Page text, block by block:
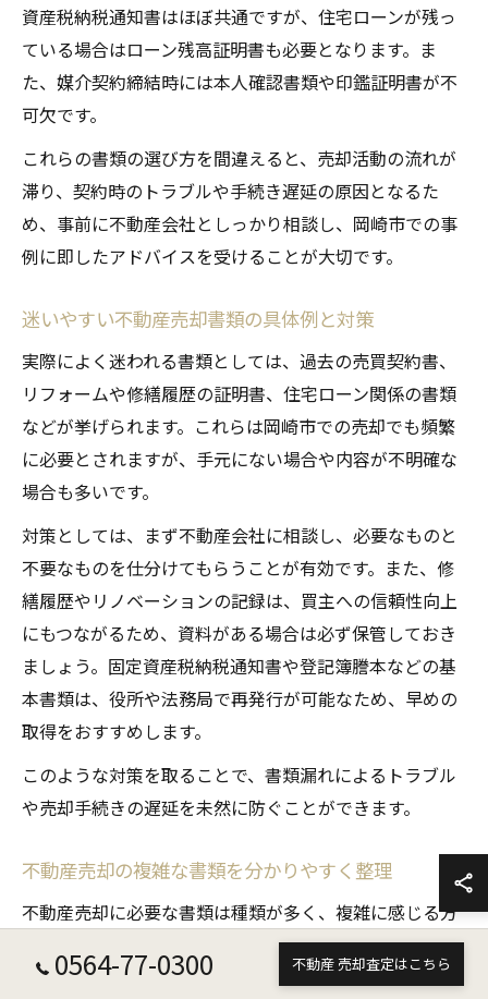
資産税納税通知書はほぼ共通ですが、住宅ローンが残っ
ている場合はローン残高証明書も必要となります。ま
た、媒介契約締結時には本人確認書類や印鑑証明書が不
可欠です。
これらの書類の選び方を間違えると、売却活動の流れが
滞り、契約時のトラブルや手続き遅延の原因となるた
め、事前に不動産会社としっかり相談し、岡崎市での事
例に即したアドバイスを受けることが大切です。
迷いやすい不動産売却書類の具体例と対策
実際によく迷われる書類としては、過去の売買契約書、
リフォームや修繕履歴の証明書、住宅ローン関係の書類
などが挙げられます。これらは岡崎市での売却でも頻繁
に必要とされますが、手元にない場合や内容が不明確な
場合も多いです。
対策としては、まず不動産会社に相談し、必要なものと
不要なものを仕分けてもらうことが有効です。また、修
繕履歴やリノベーションの記録は、買主への信頼性向上
にもつながるため、資料がある場合は必ず保管しておき
ましょう。固定資産税納税通知書や登記簿謄本などの基
本書類は、役所や法務局で再発行が可能なため、早めの
取得をおすすめします。
このような対策を取ることで、書類漏れによるトラブル
や売却手続きの遅延を未然に防ぐことができます。
不動産売却の複雑な書類を分かりやすく整理
不動産売却に必要な書類は種類が多く、複雑に感じる方
も少なくありません。岡崎市で代表的な必要書類には、
登記簿謄本、固定資産税納税通知書、本人確認書類、印
0564-77-0300 不動産 売却査定はこちら